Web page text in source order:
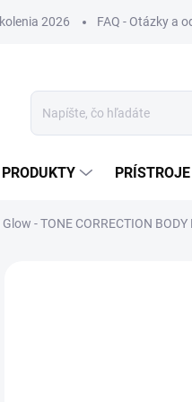
2026 FAQ - Otázky a
PRODUKTY PRÍSTROJE
- TONE CORRECTION